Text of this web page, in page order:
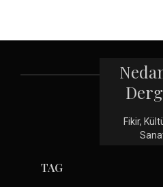
Fikir,
TAG